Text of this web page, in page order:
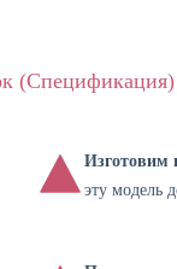
(Спецификация)
Изготовим
эту модель